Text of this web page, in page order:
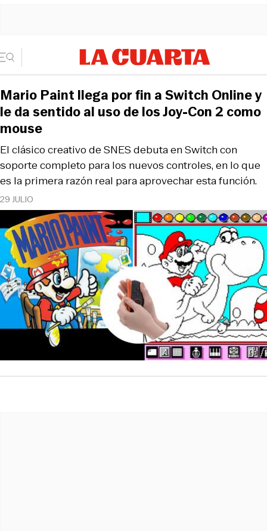
29 JULIO
El clásico creativo de SNES debuta en Switch con
soporte completo para los nuevos controles, en lo que
es la primera razón real para aprovechar esta función.
Mario Paint llega por fin a Switch Online y
le da sentido al uso de los Joy-Con 2 como
mouse